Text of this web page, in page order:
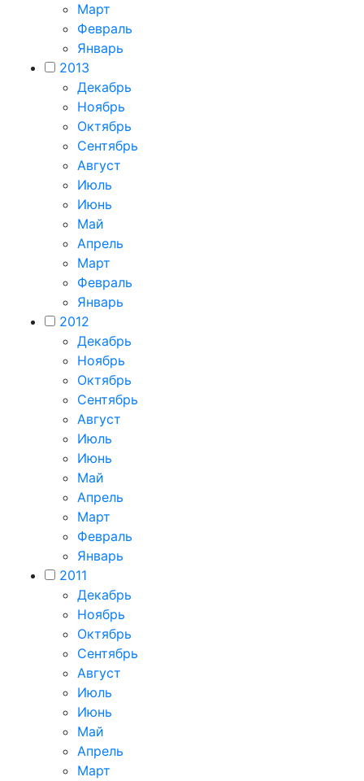
Март
Февраль
Январь
2013
Декабрь
Ноябрь
Октябрь
Сентябрь
Август
Июль
Июнь
Май
Апрель
Март
Февраль
Январь
2012
Декабрь
Ноябрь
Октябрь
Сентябрь
Август
Июль
Июнь
Май
Апрель
Март
Февраль
Январь
2011
Декабрь
Ноябрь
Октябрь
Сентябрь
Август
Июль
Июнь
Май
Апрель
Март